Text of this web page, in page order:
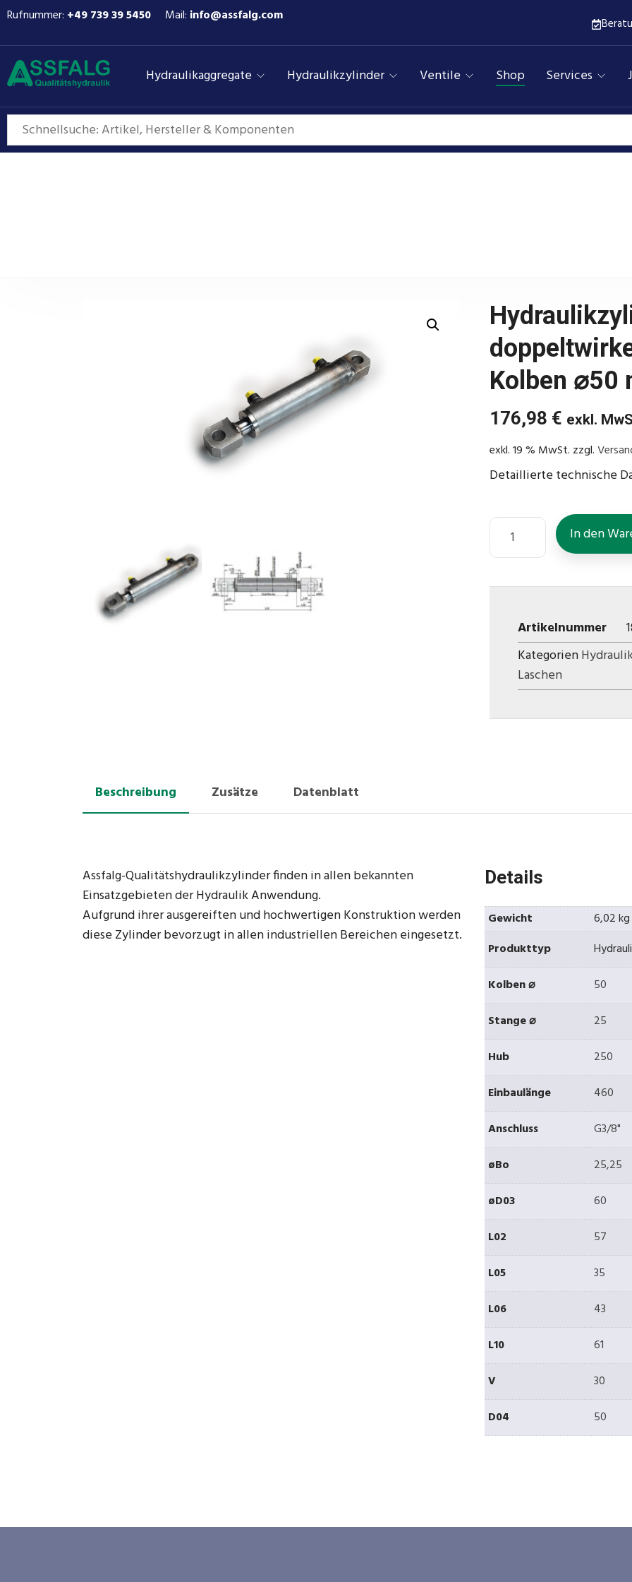
Rufnummer: +49 739 39 5450 Mail: info@assfalg.com
Hydraulikaggregate Hydraulikzylinder Ventile Shop Services
Kolben ⌀50
176,98 € exkl.
exkl. 19 % MwSt. zzgl.
Detaillierte technische
In den
Artikelnummer
Kategorien
Laschen
Beschreibung Zusätze Datenblatt
Assfalg-Qualitätshydraulikzylinder finden in allen bekannten
Einsatzgebieten der Hydraulik Anwendung.
Aufgrund ihrer ausgereiften und hochwertigen Konstruktion werden
diese Zylinder bevorzugt in allen industriellen Bereichen eingesetzt.
Details
Gewicht
6,02 kg
Produkttyp
Kolben ⌀
50
Stange ⌀
25
Hub
250
Einbaulänge
460
Anschluss
G3/8"
øBo
25,25
øD03
60
L02
57
L05
35
L06
43
L10
61
V
30
D04
50